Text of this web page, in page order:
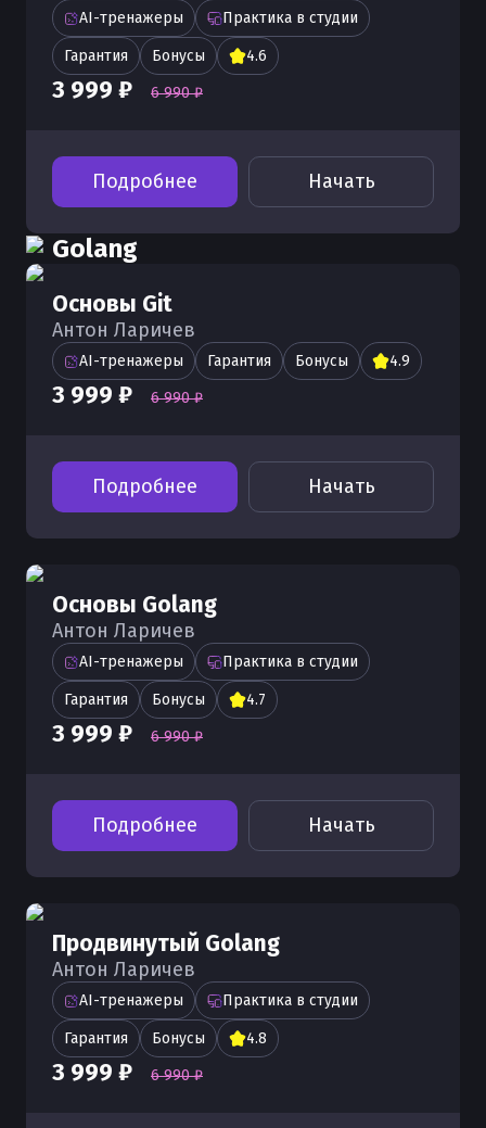
AI-тренажеры Практика в студии
Гарантия Бонусы 4.6
3 999 ₽ 6 990 ₽
Подробнее Начать
Golang
Основы Git
Антон Ларичев
AI-тренажеры Гарантия Бонусы 4.9
3 999 ₽ 6 990 ₽
Подробнее Начать
Основы Golang
Антон Ларичев
AI-тренажеры Практика в студии
Гарантия Бонусы 4.7
3 999 ₽ 6 990 ₽
Подробнее Начать
Продвинутый Golang
Антон Ларичев
AI-тренажеры Практика в студии
Гарантия Бонусы 4.8
3 999 ₽ 6 990 ₽